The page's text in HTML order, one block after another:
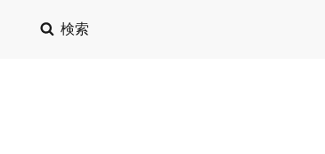
検索